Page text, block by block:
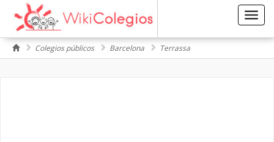
Colegios públicos Barcelona Terrassa